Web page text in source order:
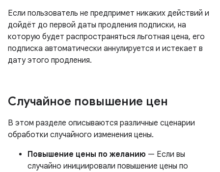
Если пользователь не предпримет никаких действий и
дойдёт до первой даты продления подписки, на
которую будет распространяться льготная цена, его
подписка автоматически аннулируется и истекает в
дату этого продления.
Случайное повышение цен
В этом разделе описываются различные сценарии
обработки случайного изменения цены.
Повышение цены по желанию — Если вы
случайно инициировали повышение цены по